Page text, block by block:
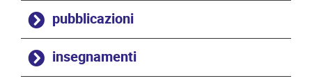
pubblicazioni
insegnamenti